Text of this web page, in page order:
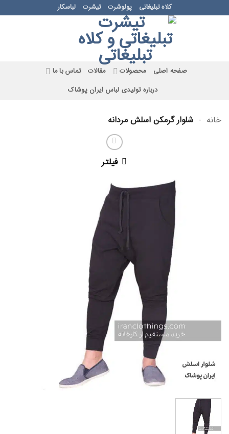
to
کلاه تبلیغاتی پولوشرت تیشرت لباسکار
صفحه اصلی محصولات مقالات
تماس با ما
درباره تولیدی لباس ایران پوشاک
خانه - شلوار گرمکن اسلش مردانه
فیلتر